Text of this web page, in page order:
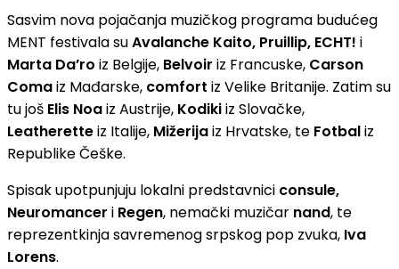
Sasvim nova pojačanja muzičkog programa budućeg
MENT festivala suAvalanche Kaito, Pruillip, ECHT! i
Marta Da’ro iz Belgije, Belvoir iz Francuske, Carson
Comaiz Mađarske, comfort iz Velike Britanije. Zatim su
tu još Elis Noaiz Austrije, Kodikiiz Slovačke,
Leatheretteiz Italije, Mižerijaiz Hrvatske, te Fotbaliz
Republike Češke.
Spisak upotpunjuju lokalni predstavnici consule,
Neuromancer i Regen, nemački muzičar nand, te
reprezentkinja savremenog srpskog pop zvuka, Iva
Lorens.